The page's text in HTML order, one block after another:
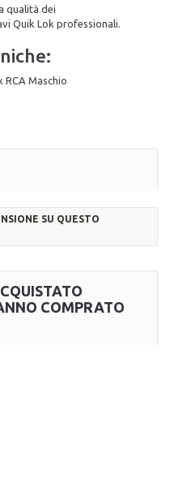
qualità dei
Quik Lok professionali.
RCA Maschio
SU QUESTO
COMPRATO